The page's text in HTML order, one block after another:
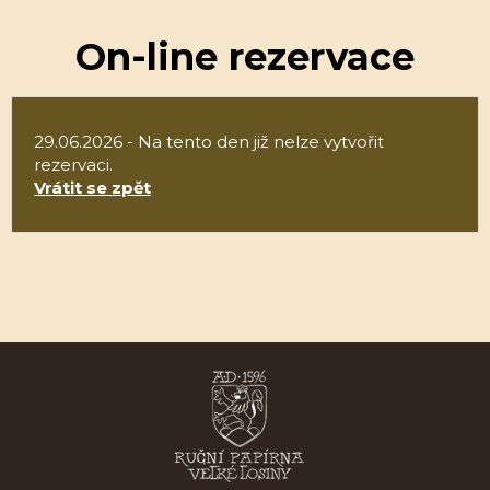
On-line rezervace
29.06.2026 - Na tento den již nelze vytvořit
rezervaci.
Vrátit se zpět